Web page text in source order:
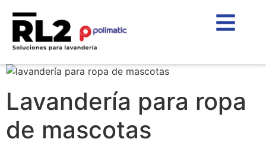
Lavandería para ropa
de mascotas